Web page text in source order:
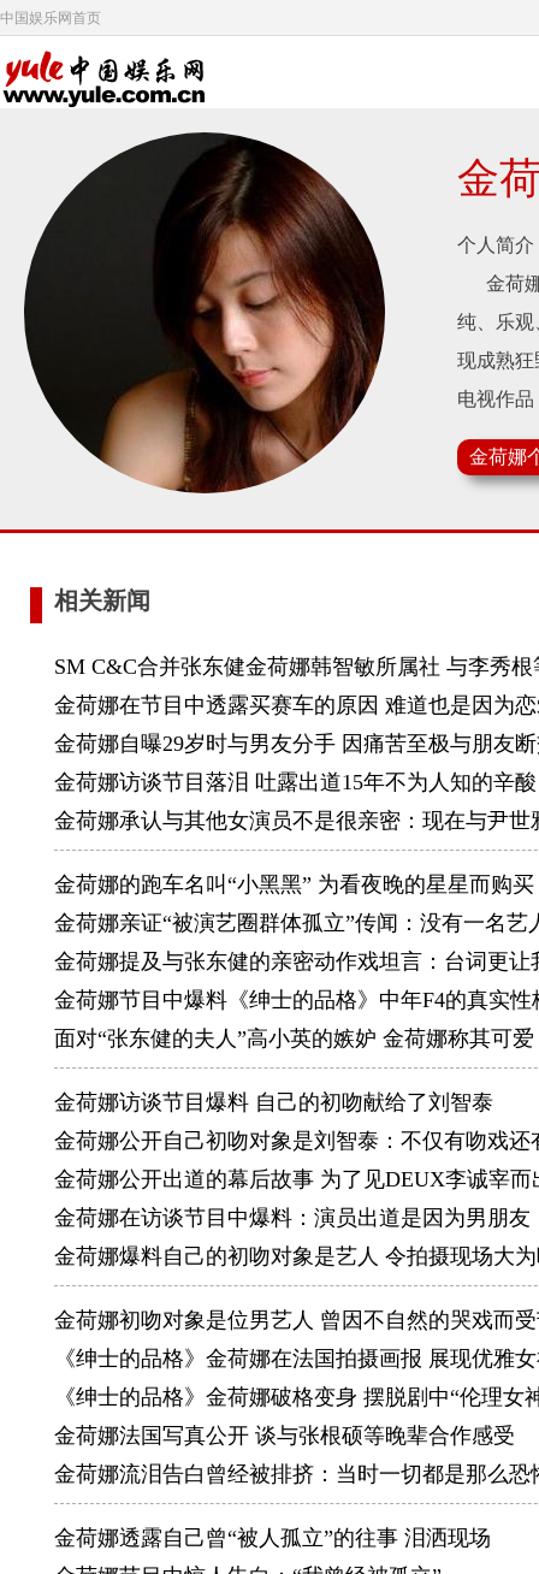
中国娱乐网首页
金
个人简介
金荷娜
纯、乐观
现成熟狂
电视作品
1999年
1999年
1998年
1999年
2000年
《同龄家
《冰雨》
曹成模的
Position
广告作品
1999年
2000年
服装代言
2001年
2002年
爱好：
嗜好：旅
个性：直
宗教信仰
家庭成员
酒量：一
解压法：
理想伴侣
喜爱的
金荷娜
相关新闻
SM C&C合并张东健金荷娜韩智敏所属社 与李秀根
金荷娜在节目中透露买赛车的原因 难道也是因为
金荷娜自曝29岁时与男友分手 因痛苦至极与朋友
金荷娜访谈节目落泪 吐露出道15年不为人知的辛酸
金荷娜承认与其他女演员不是很亲密：现在与尹世
金荷娜的跑车名叫“小黑黑” 为看夜晚的星星而购买
金荷娜亲证“被演艺圈群体孤立”传闻：没有一名艺
金荷娜提及与张东健的亲密动作戏坦言：台词更让
金荷娜节目中爆料《绅士的品格》中年F4的真实性
面对“张东健的夫人”高小英的嫉妒 金荷娜称其可爱
金荷娜访谈节目爆料 自己的初吻献给了刘智泰
金荷娜公开自己初吻对象是刘智泰：不仅有吻戏还
金荷娜公开出道的幕后故事 为了见DEUX李诚宰而
金荷娜在访谈节目中爆料：演员出道是因为男朋友
金荷娜爆料自己的初吻对象是艺人 令拍摄现场大
金荷娜初吻对象是位男艺人 曾因不自然的哭戏而
《绅士的品格》金荷娜在法国拍摄画报 展现优雅
《绅士的品格》金荷娜破格变身 摆脱剧中“伦理女
金荷娜法国写真公开 谈与张根硕等晚辈合作感受
金荷娜流泪告白曾经被排挤：当时一切都是那么恐
金荷娜透露自己曾“被人孤立”的往事 泪洒现场